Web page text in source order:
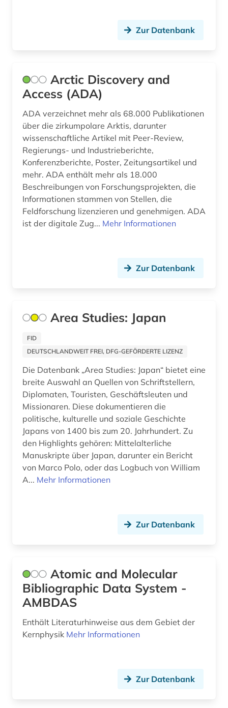
fernerkundung (2)
fertigungstechnik (1)
festkörperforschung (1)
feuerwehrwesen (1)
fid asien (1)
finanzen (1)
finanzwirtschaft (2)
fischereiwesen (1)
forschungdaten (1)
forschungsbericht (1)
forschungskooperation (1)
forschungsprojekt (1)
fusion (1)
fusionstechnologie (1)
gentechnologie (1)
geothermie (1)
Zur Datenbank
Arctic Discovery and
Access (ADA)
ADA verzeichnet mehr als 68.000 Publikationen
über die zirkumpolare Arktis, darunter
wissenschaftliche Artikel mit Peer-Review,
Regierungs- und Industrieberichte,
Konferenzberichte, Poster, Zeitungsartikel und
mehr. ADA enthält mehr als 18.000
Beschreibungen von Forschungsprojekten, die
Informationen stammen von Stellen, die
Feldforschung lizenzieren und genehmigen. ADA
ist der digitale Zug... Mehr Informationen
Zur Datenbank
Area Studies: Japan
FID
DEUTSCHLANDWEIT FREI, DFG-GEFÖRDERTE LIZENZ
Die Datenbank „Area Studies: Japan“ bietet eine
breite Auswahl an Quellen von Schriftstellern,
Diplomaten, Touristen, Geschäftsleuten und
Missionaren. Diese dokumentieren die
politische, kulturelle und soziale Geschichte
Japans von 1400 bis zum 20. Jahrhundert. Zu
den Highlights gehören: Mittelalterliche
Manuskripte über Japan, darunter ein Bericht
von Marco Polo, oder das Logbuch von William
A... Mehr Informationen
Zur Datenbank
Atomic and Molecular
Bibliographic Data System -
AMBDAS
Enthält Literaturhinweise aus dem Gebiet der
Kernphysik Mehr Informationen
Zur Datenbank